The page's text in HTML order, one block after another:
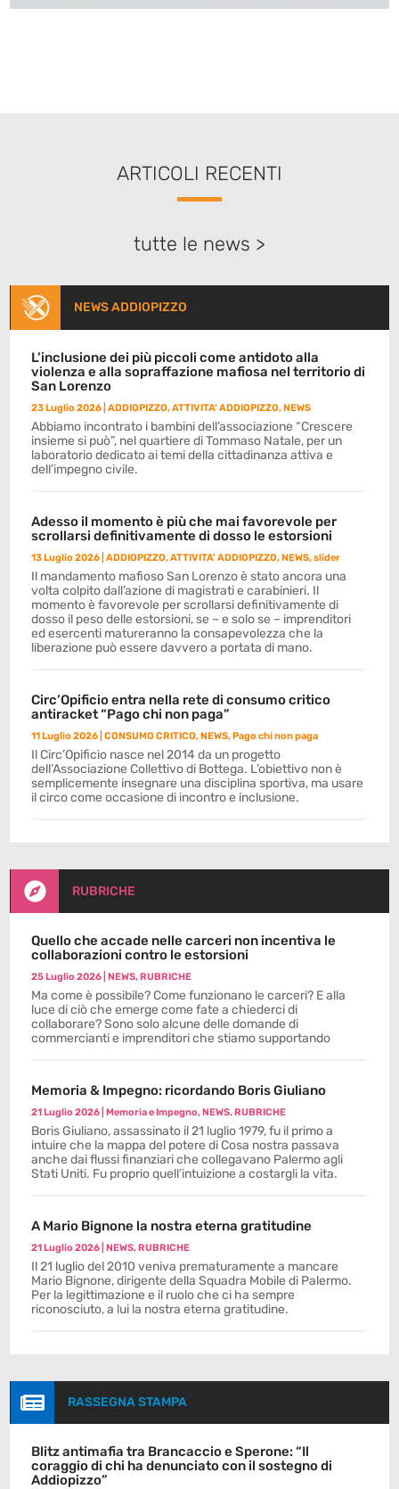
ARTICOLI RECENTI
tutte le news >
NEWS ADDIOPIZZO
L’inclusione dei più piccoli come antidoto alla
violenza e alla sopraffazione mafiosa nel territorio di
San Lorenzo
23 Luglio 2026 |ADDIOPIZZO,ATTIVITA' ADDIOPIZZO,NEWS
Abbiamo incontrato i bambini dell’associazione “Crescere
insieme si può”, nel quartiere di Tommaso Natale, per un
laboratorio dedicato ai temi della cittadinanza attiva e
dell’impegno civile.
Adesso il momento è più che mai favorevole per
scrollarsi definitivamente di dosso le estorsioni
13 Luglio 2026 |ADDIOPIZZO,ATTIVITA' ADDIOPIZZO,NEWS,slider
Il mandamento mafioso San Lorenzo è stato ancora una
volta colpito dall’azione di magistrati e carabinieri. Il
momento è favorevole per scrollarsi definitivamente di
dosso il peso delle estorsioni, se – e solo se – imprenditori
ed esercenti matureranno la consapevolezza che la
liberazione può essere davvero a portata di mano.
Circ’Opificio entra nella rete di consumo critico
antiracket “Pago chi non paga”
11 Luglio 2026 |CONSUMO CRITICO,NEWS,Pago chi non paga
Il Circ’Opificio nasce nel 2014 da un progetto
dell’Associazione Collettivo di Bottega. L’obiettivo non è
semplicemente insegnare una disciplina sportiva, ma usare
il circo come occasione di incontro e inclusione.
 RUBRICHE
Quello che accade nelle carceri non incentiva le
collaborazioni contro le estorsioni
25 Luglio 2026 |NEWS,RUBRICHE
Ma come è possibile? Come funzionano le carceri? E alla
luce di ciò che emerge come fate a chiederci di
collaborare? Sono solo alcune delle domande di
commercianti e imprenditori che stiamo supportando
Memoria & Impegno: ricordando Boris Giuliano
21 Luglio 2026 |Memoria e Impegno,NEWS,RUBRICHE
Boris Giuliano, assassinato il 21 luglio 1979, fu il primo a
intuire che la mappa del potere di Cosa nostra passava
anche dai flussi finanziari che collegavano Palermo agli
Stati Uniti. Fu proprio quell’intuizione a costargli la vita.
A Mario Bignone la nostra eterna gratitudine
21 Luglio 2026 |NEWS,RUBRICHE
Il 21 luglio del 2010 veniva prematuramente a mancare
Mario Bignone, dirigente della Squadra Mobile di Palermo.
Per la legittimazione e il ruolo che ci ha sempre
riconosciuto, a lui la nostra eterna gratitudine.
 RASSEGNA STAMPA
Blitz antimafia tra Brancaccio e Sperone: “Il
coraggio di chi ha denunciato con il sostegno di
Addiopizzo”